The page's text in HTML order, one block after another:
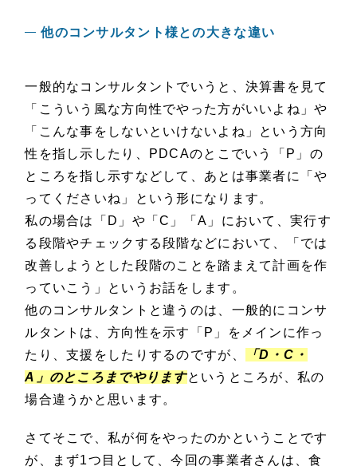
他のコンサルタント様との大きな違い
一般的なコンサルタントでいうと、決算書を見て
「こういう風な方向性でやった方がいいよね」や
「こんな事をしないといけないよね」という方向
性を指し示したり、PDCAのとこでいう「P」の
ところを指し示すなどして、あとは事業者に「や
ってくださいね」という形になります。
私の場合は「D」や「C」「A」において、実行す
る段階やチェックする段階などにおいて、「では
改善しようとした段階のことを踏まえて計画を作
っていこう」というお話をします。
他のコンサルタントと違うのは、一般的にコンサ
ルタントは、方向性を示す「P」をメインに作っ
たり、支援をしたりするのですが、
「D・C・
A」のところまでやりますというところが、私の
場合違うかと思います。
さてそこで、私が何をやったのかということです
が、まず1つ目として、今回の事業者さんは、食